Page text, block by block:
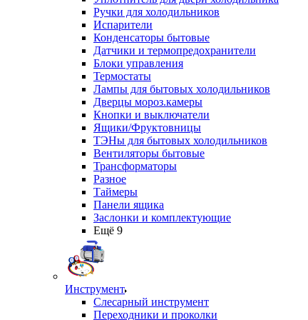
Ручки для холодильников
Испарители
Конденсаторы бытовые
Датчики и термопредохранители
Блоки управления
Термостаты
Лампы для бытовых холодильников
Дверцы мороз.камеры
Кнопки и выключатели
Ящики/Фруктовницы
ТЭНы для бытовых холодильников
Вентиляторы бытовые
Трансформаторы
Разное
Таймеры
Панели ящика
Заслонки и комплектующие
Ещё 9
Инструмент
Слесарный инструмент
Переходники и проколки